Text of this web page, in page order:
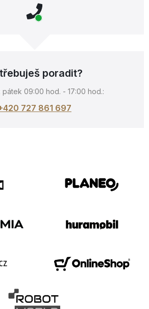
poradit?
pátek 09:00 hod. - 17:00 hod.:
727 861 697